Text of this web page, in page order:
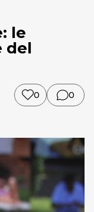
le
del
0 0